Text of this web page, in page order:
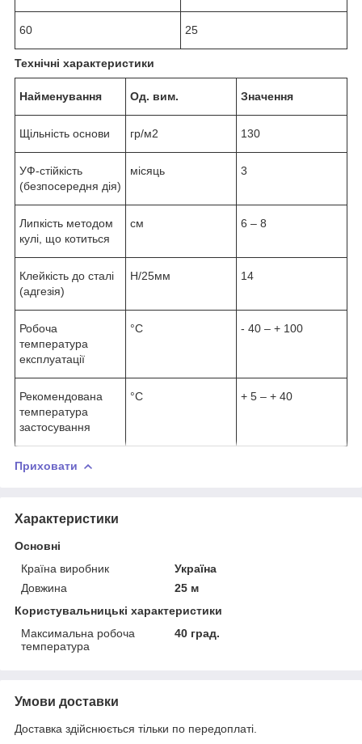
60 25
Технічні характеристики
Найменування Од. вим. Значення
Щільність основи гр/м2 130
УФ-стійкість
(безпосередня дія)
місяць 3
Липкість методом
кулі, що котиться
см 6 – 8
Клейкість до сталі
(адгезія)
Н/25мм 14
Робоча
температура
експлуатації
°C - 40 – + 100
Рекомендована
температура
застосування
°C + 5 – + 40
Приховати
Характеристики
Основні
Країна виробник
Україна
Довжина
25 м
Користувальницькі характеристики
Максимальна робоча
температура
40 град.
Умови доставки
Доставка здійснюється тільки по передоплаті.